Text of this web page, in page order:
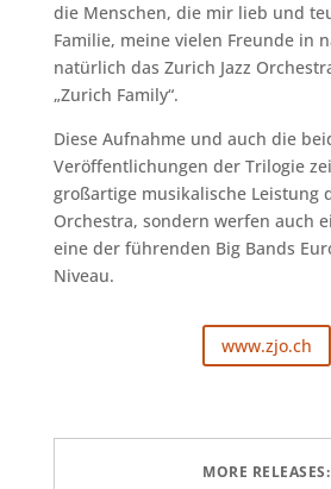
die Menschen, die mir lieb und
Familie, meine vielen Freunde in
natürlich das Zurich Jazz
„Zurich Family“.
Diese Aufnahme und auch die
Veröffentlichungen der Trilogie
großartige musikalische Leistung
Orchestra, sondern werfen auch
eine der führenden Big Bands
Niveau.
www.zjo.ch
MORE RELEASES: